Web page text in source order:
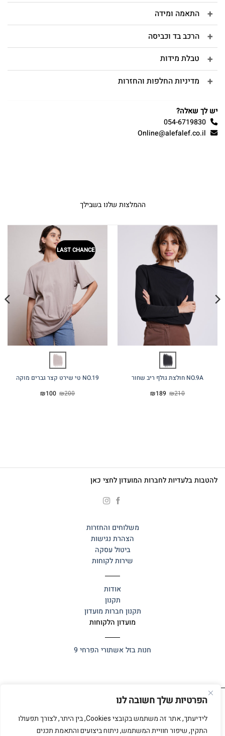
הפרטיות שלך חשובה לנו
לידיעתך, אתר זה משתמש בקובצי Cookies, בין היתר, לצורך תפעולו
התקין, שיפור חוויית המשתמש, ניתוח ביצועים והתאמת תכנים
התאמה ומידה
הרכב בד וכביסה
טבלת מידות
מדיניות החלפות והחזרות
יש לך שאלה?
054-6719830
Online@alefalef.co.il
ההמלצות שלנו בשבילך
NO.9A חולצת גולף ריב שחור
₪210 המחיר
₪189 המחיר
LAST CHANCE
NO.19 טי שירט קצר גברים מוקה
₪200 המחיר
₪100 המחיר
להטבות בלעדיות לחברות המועדון לחצי כאן
משלוחים והחזרות
הצהרת נגישות
ביטול עסקה
שירות לקוחות
אודות
תקנון
תקנון חברות מועדון
מועדון הלקוחות
חנות בזלאשתורי הפרחי 9
כל הזכויות שמורות 2025 © אלף אלף